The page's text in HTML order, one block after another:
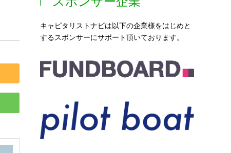
キャピタリストナビは以下の企業様をはじめと
するスポンサーにサポート頂いております。